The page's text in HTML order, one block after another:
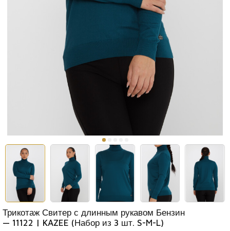
Трикотаж Свитер с длинным рукавом Бензин
— 11122 | KAZEE (Набор из 3 шт. S-M-L)